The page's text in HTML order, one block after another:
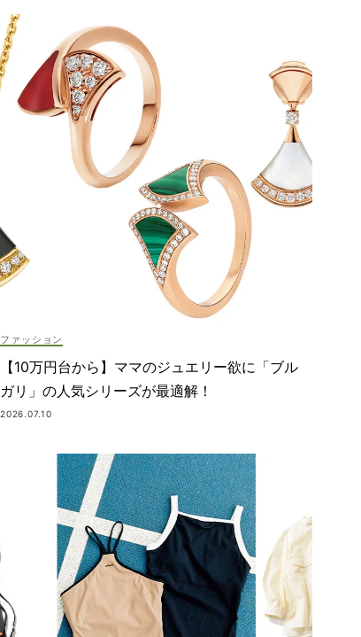
ファッション
【10万円台から】ママのジュエリー欲に「ブル
ガリ」の人気シリーズが最適解！
2026.07.10